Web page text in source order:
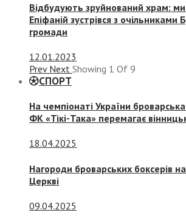
Відбудують зруйнований храм:
Епіфаній зустрівся з очільниками
громади
12.01.2023
Prev Next Showing 1 Of 9
СПОРТ
На чемпіонаті України
ФК «Тікі-Така» перемагає
18.04.2025
Нагороди броварських боксерів на
Церкві
09.04.2025